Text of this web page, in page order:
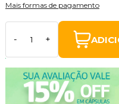
Mais formas de pagamento
- +